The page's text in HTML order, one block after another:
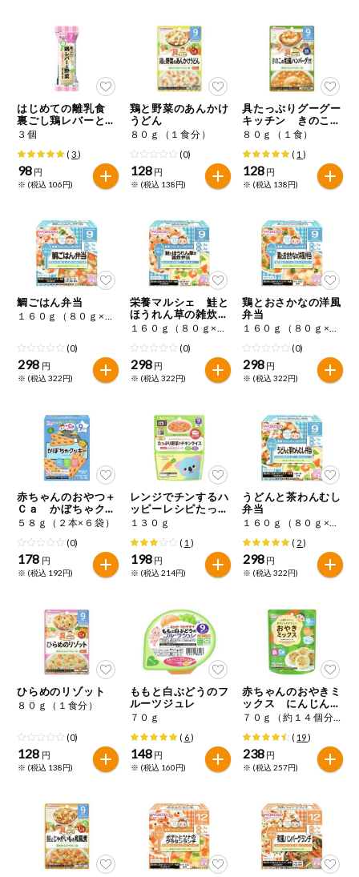
推しコープ
年間登録米
はじめての離乳食
裏ごし鶏レバーと野
菜
３個
(3)
98 円
※ (税込 106円)
鶏と野菜のあんかけ
うどん
８０ｇ（１食分）
(0)
128 円
※ (税込 138円)
具たっぷりグーグー
キッチン きのこの
和風ハンバーグ
８０ｇ（１食）
( 1 )
128 円
※ (税込 138円)
鯛ごはん弁当
１６０ｇ（８０ｇ×２）
(0)
298 円
※ (税込 322円)
栄養マルシェ 鮭と
ほうれん草の雑炊弁
当
１６０ｇ（８０ｇ×２個）
(0)
298 円
※ (税込 322円)
鶏とおさかなの洋風
弁当
１６０ｇ（８０ｇ×２）
(0)
298 円
※ (税込 322円)
赤ちゃんのおやつ＋
Ｃａ かぼちゃクッ
キー
５８ｇ（２本×６袋）
(0)
178 円
※ (税込 192円)
レンジでチンするハ
ッピーレシピたっぷ
り野菜のチキンライ
１３０ｇ
( 1 )
198 円
※ (税込 214円)
うどんと茶わんむし
弁当
１６０ｇ（８０ｇ×２）
( 2)
298 円
※ (税込 322円)
ひらめのリゾット
８０ｇ（１食分）
(0)
128 円
※ (税込 138円)
ももと白ぶどうのフ
ルーツジュレ
７０ｇ
( 6)
148 円
※ (税込 160円)
赤ちゃんのおやきミ
ックス にんじんと
ほうれん草
７０ｇ（約１４個分）
( 19)
238 円
※ (税込 257円)